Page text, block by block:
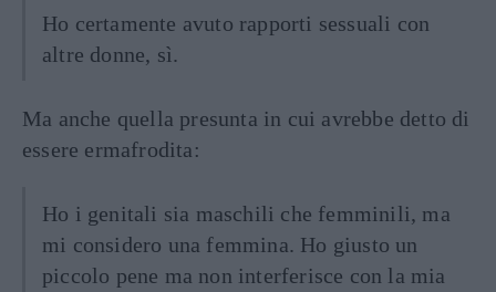
Ho certamente avuto rapporti sessuali con
altre donne, sì.
Ma anche quella presunta in cui avrebbe detto di
essere ermafrodita:
Ho i genitali sia maschili che femminili, ma
mi considero una femmina. Ho giusto un
piccolo pene ma non interferisce con la mia